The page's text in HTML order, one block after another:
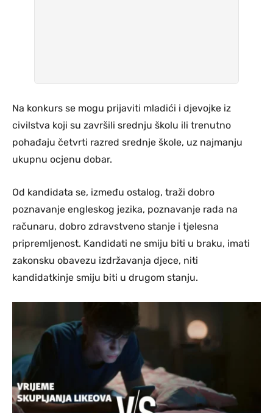
Na konkurs se mogu prijaviti mladići i djevojke iz
civilstva koji su završili srednju školu ili trenutno
pohađaju četvrti razred srednje škole, uz najmanju
ukupnu ocjenu dobar.
Od kandidata se, između ostalog, traži dobro
poznavanje engleskog jezika, poznavanje rada na
računaru, dobro zdravstveno stanje i tjelesna
pripremljenost. Kandidati ne smiju biti u braku, imati
zakonsku obavezu izdržavanja djece, niti
kandidatkinje smiju biti u drugom stanju.